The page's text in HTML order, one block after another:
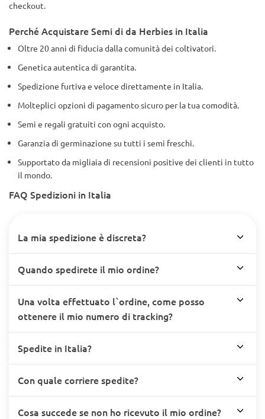
checkout.
Perché Acquistare Semi di da Herbies in Italia
Oltre 20 anni di fiducia dalla comunità dei coltivatori.
Genetica autentica di garantita.
Spedizione furtiva e veloce direttamente in Italia.
Molteplici opzioni di pagamento sicuro per la tua comodità.
Semi e regali gratuiti con ogni acquisto.
Garanzia di germinazione su tutti i semi freschi.
Supportato da migliaia di recensioni positive dei clienti in tutto
il mondo.
FAQ Spedizioni in Italia
La mia spedizione è discreta?
Quando spedirete il mio ordine?
Una volta effettuato l`ordine, come posso
ottenere il mio numero di tracking?
Spedite in Italia?
Con quale corriere spedite?
Cosa succede se non ho ricevuto il mio ordine?